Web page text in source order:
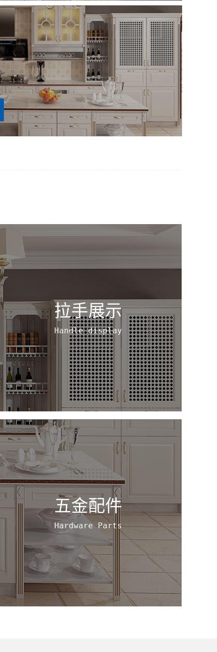
拉手展示
Handle display
五金配件
Hardware Parts